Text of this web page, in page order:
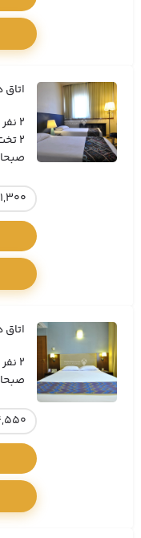
2 نفر - بدون نفر اضافه
2 تخت سینگل
6,561,300
2 نفر - بدون نفر اضافه
6,954,550